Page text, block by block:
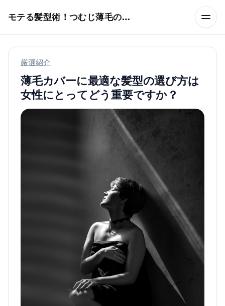
モテる髪型術！つむじ薄毛の隠し方
厳選紹介
薄毛カバーに最適な髪型の選び方は
女性にとってどう重要ですか？